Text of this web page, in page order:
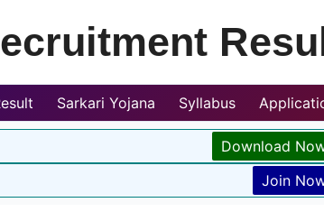
Sarkari Yojana Syllabus
Download
Join